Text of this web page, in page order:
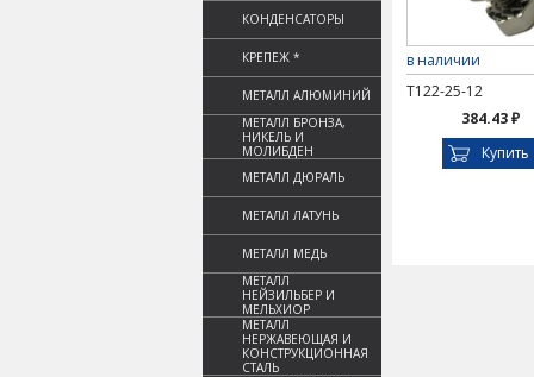
КОНДЕНСАТОРЫ
КРЕПЕЖ *
МЕТАЛЛ АЛЮМИНИЙ
МЕТАЛЛ БРОНЗА,
НИКЕЛЬ И
МОЛИБДЕН
МЕТАЛЛ ДЮРАЛЬ
МЕТАЛЛ ЛАТУНЬ
МЕТАЛЛ МЕДЬ
МЕТАЛЛ
НЕЙЗИЛЬБЕР И
МЕЛЬХИОР
МЕТАЛЛ
НЕРЖАВЕЮЩАЯ И
КОНСТРУКЦИОННАЯ
СТАЛЬ
в наличии
Т122-25-12
384.43 ₽
Купить